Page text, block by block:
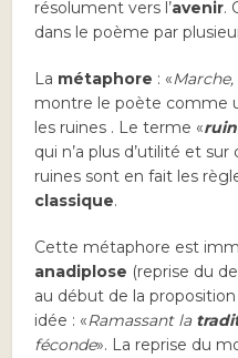
résolument vers l’avenir.
dans le poème par
La métaphore : «
montre le poète comme
les ruines . Le terme «
qui n’a plus d’utilité et sur
ruines sont en fait les
classique.
Cette métaphore est
anadiplose (reprise du
au début de la
idée : «Ramassant la
féconde». La reprise du